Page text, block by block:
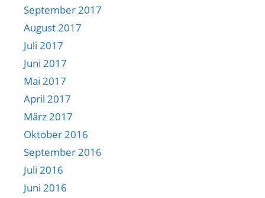
September 2017
August 2017
Juli 2017
Juni 2017
Mai 2017
April 2017
März 2017
Oktober 2016
September 2016
Juli 2016
Juni 2016